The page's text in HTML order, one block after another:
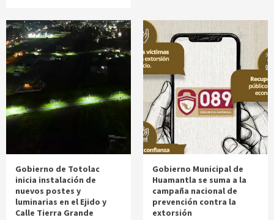
Gobierno de Totolac
inicia instalación de
nuevos postes y
luminarias en el Ejido y
Calle Tierra Grande
Gobierno Municipal de
Huamantla se suma a la
campaña nacional de
prevención contra la
extorsión